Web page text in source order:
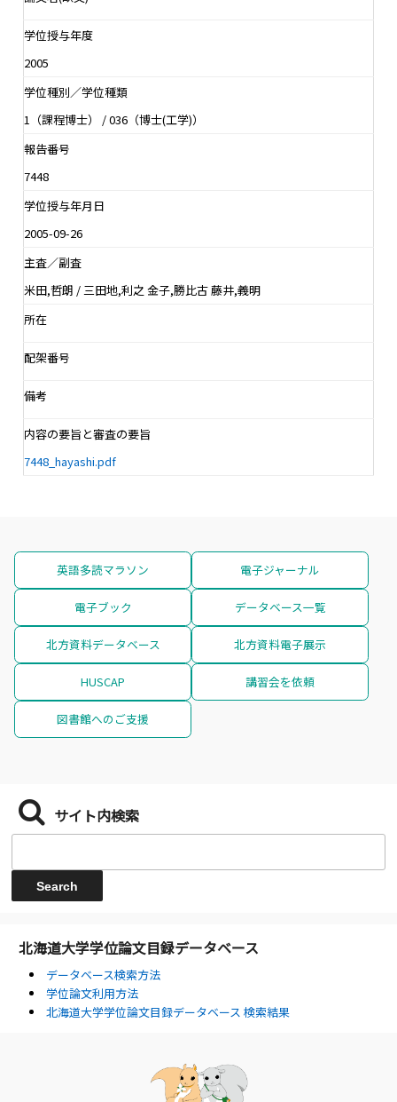
学位授与年度
2005
学位種別／学位種類
1（課程博士） / 036（博士(工学)）
報告番号
7448
学位授与年月日
2005-09-26
主査／副査
米田,哲朗 / 三田地,利之 金子,勝比古 藤井,義明
所在
配架番号
備考
内容の要旨と審査の要旨
7448_hayashi.pdf
英語多読マラソン 電子ジャーナル
電子ブック データベース一覧
北方資料データベース 北方資料電子展示
HUSCAP 講習会を依頼
図書館へのご支援
サイト内検索
北海道大学学位論文目録データベース
データベース検索方法
学位論文利用方法
北海道大学学位論文目録データベース 検索結果